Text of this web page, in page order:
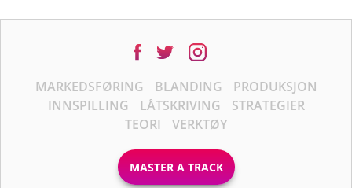
MARKEDSFØRING BLANDING
PRODUKSJON
INNSPILLING
LÅTSKRIVING
STRATEGIER
TEORI
VERKTØY
MASTER A TRACK